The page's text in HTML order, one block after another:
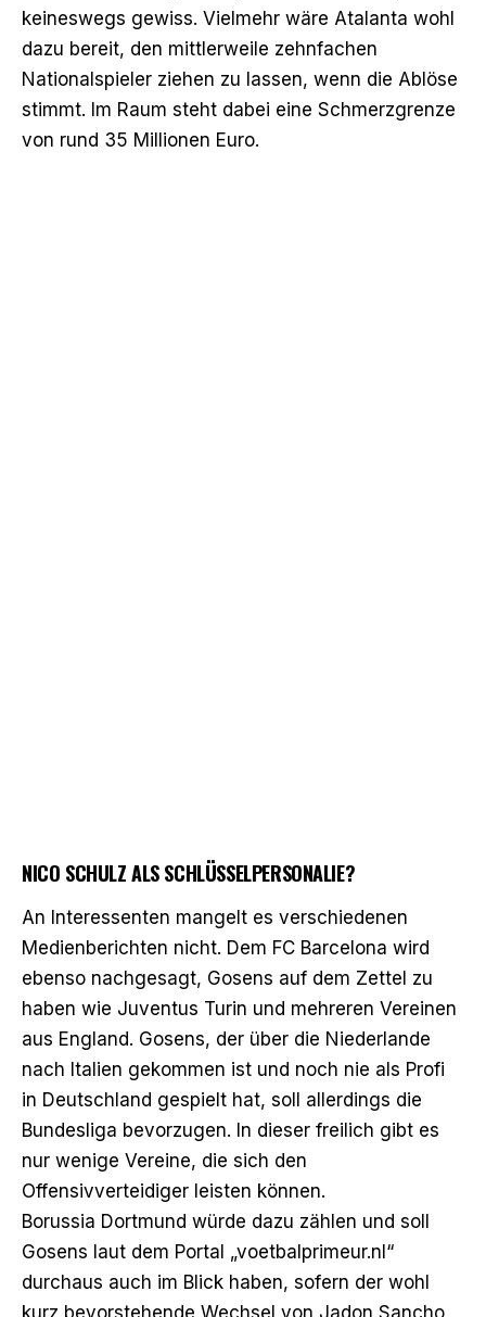
keineswegs gewiss. Vielmehr wäre Atalanta wohl
dazu bereit, den mittlerweile zehnfachen
Nationalspieler ziehen zu lassen, wenn die Ablöse
stimmt. Im Raum steht dabei eine Schmerzgrenze
von rund 35 Millionen Euro.
NICO SCHULZ ALS SCHLÜSSELPERSONALIE?
An Interessenten mangelt es verschiedenen
Medienberichten nicht. Dem FC Barcelona wird
ebenso nachgesagt, Gosens auf dem Zettel zu
haben wie Juventus Turin und mehreren Vereinen
aus England. Gosens, der über die Niederlande
nach Italien gekommen ist und noch nie als Profi
in Deutschland gespielt hat, soll allerdings die
Bundesliga bevorzugen. In dieser freilich gibt es
nur wenige Vereine, die sich den
Offensivverteidiger leisten können.
Borussia Dortmund würde dazu zählen und soll
Gosens laut dem Portal „voetbalprimeur.nl“
durchaus auch im Blick haben, sofern der wohl
kurz bevorstehende Wechsel von Jadon Sancho